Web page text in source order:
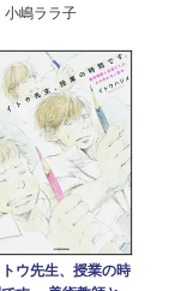
小嶋ララ子
ウ先生、授業の時